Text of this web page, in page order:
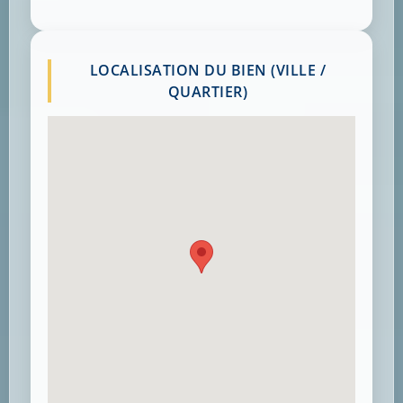
LOCALISATION DU BIEN (VILLE /
QUARTIER)